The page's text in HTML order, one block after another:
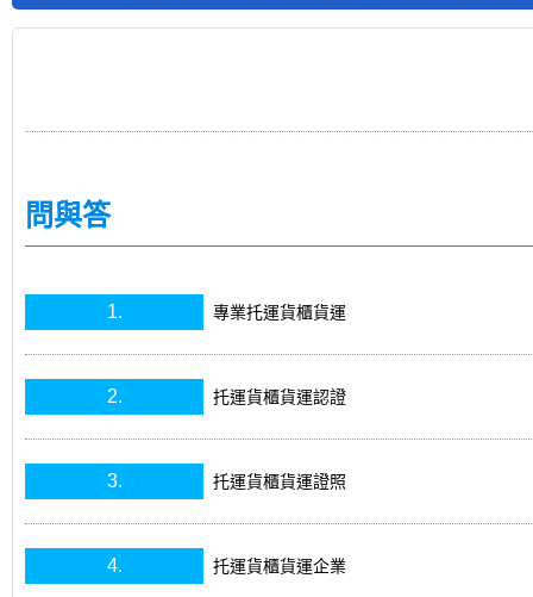
問與答
1. 專業托運貨櫃貨運
2. 托運貨櫃貨運認證
3. 托運貨櫃貨運證照
4. 托運貨櫃貨運企業